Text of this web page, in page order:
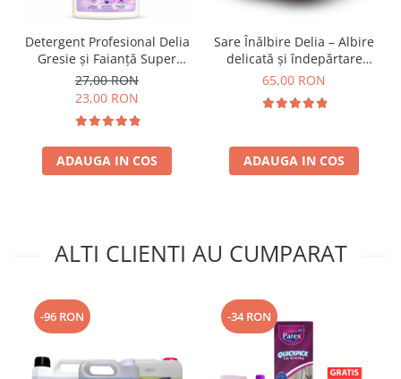
Detergent Profesional Delia
Gresie și Faianță Super
Parfumat 1L
27,00 RON
23,00 RON
ADAUGA IN COS
Sare Înălbire Delia – Albire
delicată și îndepărtare
eficientă a petelor 500 g
65,00 RON
ADAUGA IN COS
ALTI CLIENTI AU CUMPARAT
-96 RON -34 RON